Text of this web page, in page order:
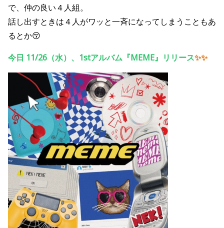
で、仲の良い４人組。
話し出すときは４人がワッと一斉になってしまうこともあ
るとか😚
今日 11/26（水）、1stアルバム『MEME』リリース✨✨